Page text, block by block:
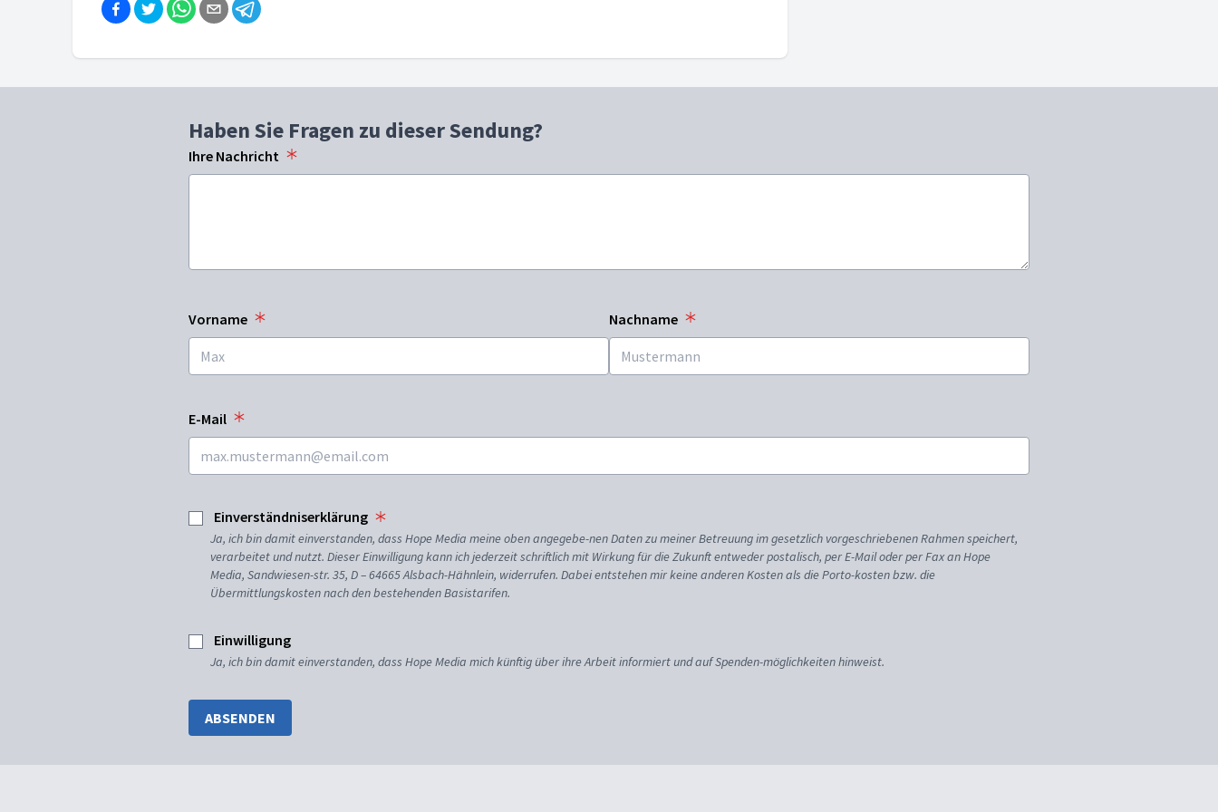
Haben Sie Fragen zu dieser Sendung?
Ihre Nachricht
Vorname Nachname
E-Mail
Einverständniserklärung
Ja, ich bin damit einverstanden, dass Hope Media meine oben angegebe-nen Daten zu meiner Betreuung im gesetzlich vorgeschriebenen Rahmen speichert,
verarbeitet und nutzt. Dieser Einwilligung kann ich jederzeit schriftlich mit Wirkung für die Zukunft entweder postalisch, per E-Mail oder per Fax an Hope
Media, Sandwiesen-str. 35, D – 64665 Alsbach-Hähnlein, widerrufen. Dabei entstehen mir keine anderen Kosten als die Porto-kosten bzw. die
Übermittlungskosten nach den bestehenden Basistarifen.
Einwilligung
Ja, ich bin damit einverstanden, dass Hope Media mich künftig über ihre Arbeit informiert und auf Spenden-möglichkeiten hinweist.
ABSENDEN